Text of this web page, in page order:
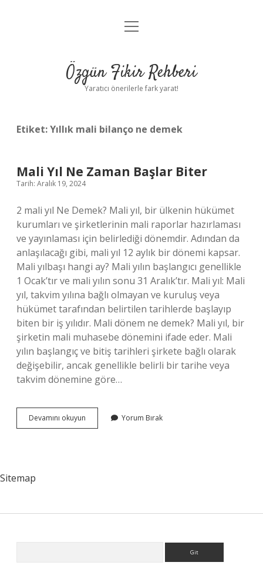
Gizlilik Politikası
Yasal Uyarı
menüyü
Özgün Fikir Rehberi
Yaratıcı önerilerle fark yarat!
Etiket:Yıllık mali bilanço ne demek
Mali Yıl Ne Zaman Başlar Biter
Tarih: Aralık 19, 2024
2 mali yıl Ne Demek? Mali yıl, bir ülkenin hükümet
kurumları ve şirketlerinin mali raporlar hazırlaması
ve yayınlaması için belirlediği dönemdir. Adından da
anlaşılacağı gibi, mali yıl 12 aylık bir dönemi kapsar.
Mali yılbaşı hangi ay? Mali yılın başlangıcı genellikle
1 Ocak’tır ve mali yılın sonu 31 Aralık’tır. Mali yıl: Mali
yıl, takvim yılına bağlı olmayan ve kuruluş veya
hükümet tarafından belirtilen tarihlerde başlayıp
biten bir iş yılıdır. Mali dönem ne demek? Mali yıl, bir
şirketin mali muhasebe dönemini ifade eder. Mali
yılın başlangıç ​​ve bitiş tarihleri ​​şirkete bağlı olarak
değişebilir, ancak genellikle belirli bir tarihe veya
takvim dönemine göre…
Devamını okuyun
Yıl
Yorum Bırak
Sitemap